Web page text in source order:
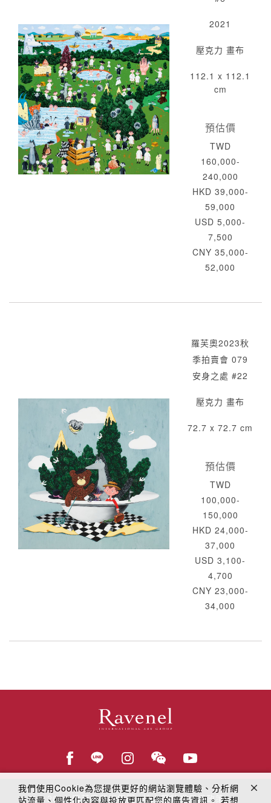
2021
壓克力 畫布
112.1 x 112.1
cm
預估價
TWD
160,000-
240,000
HKD 39,000-
59,000
USD 5,000-
7,500
CNY 35,000-
52,000
羅芙奧2023秋
季拍賣會 079
安身之處 #22
壓克力 畫布
72.7 x 72.7 cm
預估價
TWD
100,000-
150,000
HKD 24,000-
37,000
USD 3,100-
4,700
CNY 23,000-
34,000
© 2018羅芙奧藝術集團 線上隱私權保護政策
我們使用Cookie為您提供更好的網站瀏覽體驗、分析網
站流量、個性化內容與投放更匹配您的廣告資訊。 若想